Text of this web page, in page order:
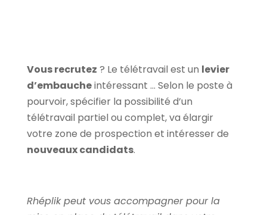
Vous recrutez ? Le télétravail est un levier
d’embaucheintéressant … Selon le poste à
pourvoir, spécifier la possibilité d’un
télétravail partiel ou complet, va élargir
votre zone de prospection et intéresser de
nouveaux candidats.
Rhéplik peut vous accompagner pour la